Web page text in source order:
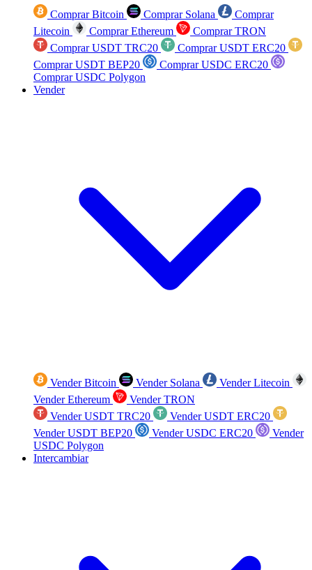
Comprar Bitcoin Comprar Solana
Comprar
Litecoin
Comprar Ethereum
Comprar TRON
Comprar USDT TRC20
Comprar USDT ERC20
Comprar USDT BEP20
Comprar USDC ERC20
Comprar USDC Polygon
Vender
Vender Bitcoin Vender Solana
Vender Litecoin
Vender Ethereum
Vender TRON
Vender USDT TRC20
Vender USDT ERC20
Vender USDT BEP20
Vender USDC ERC20
Vender
USDC Polygon
Intercambiar